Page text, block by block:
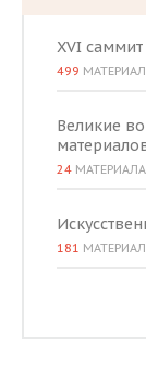
XVI
499
Великие
24 МАТЕРИАЛА
181 МАТЕРИАЛ